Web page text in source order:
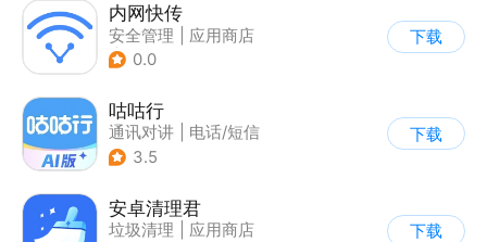
内网快传
安全管理
应用商店
| 电话/短信
0.0
下载
咕咕行
通讯对讲
电话/短信
3.5
下载
安卓清理君
垃圾清理
应用商店
下载